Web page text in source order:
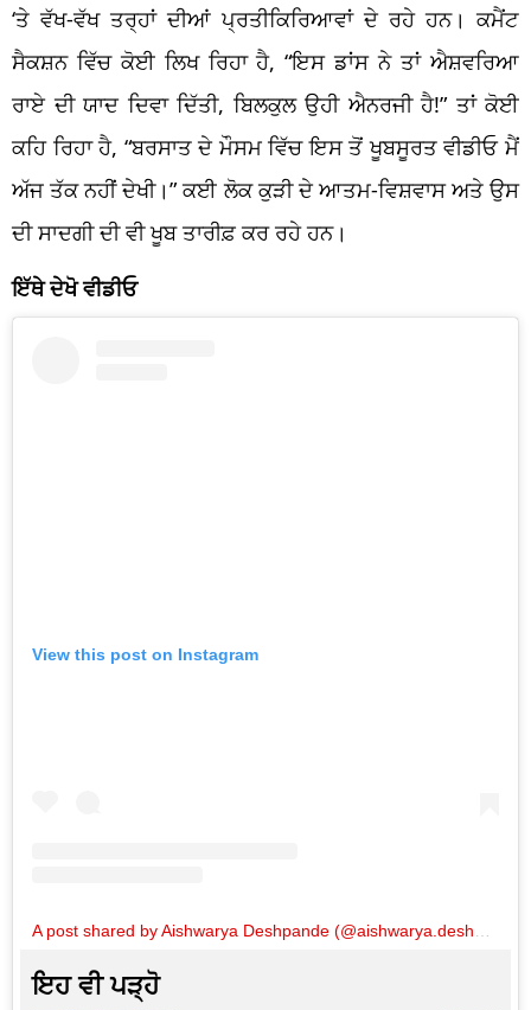
‘ਤੇ ਵੱਖ-ਵੱਖ ਤਰ੍ਹਾਂ ਦੀਆਂ ਪ੍ਰਤੀਕਿਰਿਆਵਾਂ ਦੇ ਰਹੇ ਹਨ। ਕਮੈਂਟ
ਸੈਕਸ਼ਨ ਵਿੱਚ ਕੋਈ ਲਿਖ ਰਿਹਾ ਹੈ, “ਇਸ ਡਾਂਸ ਨੇ ਤਾਂ ਐਸ਼ਵਰਿਆ
ਰਾਏ ਦੀ ਯਾਦ ਦਿਵਾ ਦਿੱਤੀ, ਬਿਲਕੁਲ ਉਹੀ ਐਨਰਜੀ ਹੈ!” ਤਾਂ ਕੋਈ
ਕਹਿ ਰਿਹਾ ਹੈ, “ਬਰਸਾਤ ਦੇ ਮੌਸਮ ਵਿੱਚ ਇਸ ਤੋਂ ਖੂਬਸੂਰਤ ਵੀਡੀਓ ਮੈਂ
ਅੱਜ ਤੱਕ ਨਹੀਂ ਦੇਖੀ।” ਕਈ ਲੋਕ ਕੁੜੀ ਦੇ ਆਤਮ-ਵਿਸ਼ਵਾਸ ਅਤੇ ਉਸ
ਦੀ ਸਾਦਗੀ ਦੀ ਵੀ ਖੂਬ ਤਾਰੀਫ਼ ਕਰ ਰਹੇ ਹਨ।
ਇੱਥੇ ਦੇਖੋ ਵੀਡੀਓ
View this post on Instagram
A post shared by Aishwarya Deshpande (@aishwarya.deshpande.99)
ਇਹ ਵੀ ਪੜ੍ਹੋ